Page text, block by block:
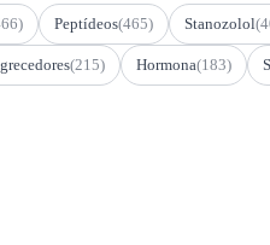
Peptídeos(465) Stanozolol
(215) Hormona(183)